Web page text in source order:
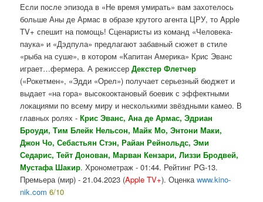
Если после эпизода в «Не время умирать» вам захотелось
больше Аны де Армас в образе крутого агента ЦРУ, то Apple
TV+ спешит на помощь! Сценаристы из команд «Человека-
паука» и «Дэдпула» предлагают забавный сюжет в стиле
«рыба на суше», в котором «Капитан Америка» Крис Эванс
играет…фермера. А режиссерДекстер Флетчер
(«Рокетмен», «Эдди «Орел») получает серьезный бюджет и
выдает «на гора» высокооктановый боевик с эффектными
локациями по всему миру и несколькими звёздными камео. В
главных ролях -Крис Эванс, Ана де Армас, Эдриан
Броуди, Тим Блейк Нельсон, Майк Мо, Энтони Маки,
Джон Чо, Себастьян Стэн, Райан Рейнольдс, Эми
Седарис, Тейт Донован, Марван Кензари, Лиззи Бродвей,
Мустафа Шакир. Хронометраж - 01:44. Рейтинг PG-13.
Премьера (мир) - 21.04.2023 (Apple TV+). Оценкаwww.kino-
nik.com 6/10